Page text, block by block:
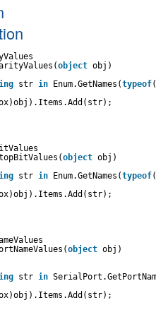
object obj)
str in Enum.GetNames(typeof
object obj)
str in Enum.GetNames(typeof
object obj)
str in